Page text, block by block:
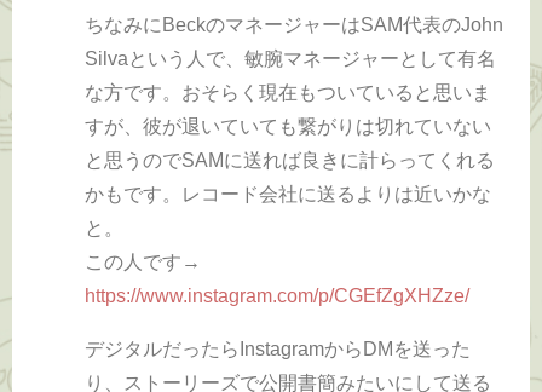
ちなみにBeckのマネージャーはSAM代表のJohn
Silvaという人で、敏腕マネージャーとして有名
な方です。おそらく現在もついていると思いま
すが、彼が退いていても繋がりは切れていない
と思うのでSAMに送れば良きに計らってくれる
かもです。レコード会社に送るよりは近いかな
と。
この人です→
https://www.instagram.com/p/CGEfZgXHZze/
デジタルだったらInstagramからDMを送った
り、ストーリーズで公開書簡みたいにして送る